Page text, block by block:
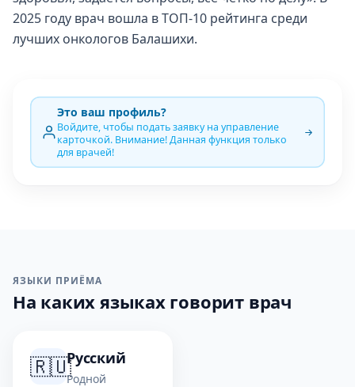
2025 году врач вошла в ТОП-10 рейтинга среди
лучших онкологов Балашихи.
Это ваш профиль?
Войдите, чтобы подать заявку на управление
карточкой. Внимание! Данная функция только
для врачей!
ЯЗЫКИ ПРИЁМА
На каких языках говорит врач
🇷🇺Русский
Родной